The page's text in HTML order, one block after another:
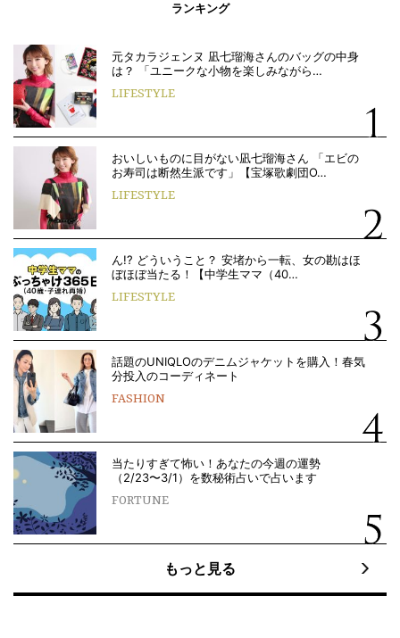
ランキング
元タカラジェンヌ 凪七瑠海さんのバッグの中身
は？ 「ユニークな小物を楽しみながら…
LIFESTYLE
おいしいものに目がない凪七瑠海さん 「エビの
お寿司は断然生派です」【宝塚歌劇団O…
LIFESTYLE
ん!? どういうこと？ 安堵から一転、女の勘はほ
ぼほぼ当たる！【中学生ママ（40…
LIFESTYLE
話題のUNIQLOのデニムジャケットを購入！春気
分投入のコーディネート
FASHION
当たりすぎて怖い！あなたの今週の運勢
（2/23〜3/1）を数秘術占いで占います
FORTUNE
もっと見る